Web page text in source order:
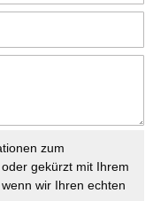
zum
gekürzt mit Ihrem
wir Ihren echten